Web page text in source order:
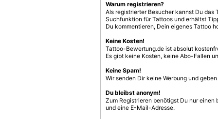
Warum registrieren?
Als registrierter Besucher kannst Du
Suchfunktion für Tattoos und erhältst
Du kommentieren, Dein eigenes Tattoo
Keine Kosten!
Tattoo-Bewertung.de ist absolut
Es gibt keine Kosten, keine Abo-Fallen
Keine Spam!
Wir senden Dir keine Werbung und
Du bleibst anonym!
Zum Registrieren benötigst Du nur einen
und eine E-Mail-Adresse.